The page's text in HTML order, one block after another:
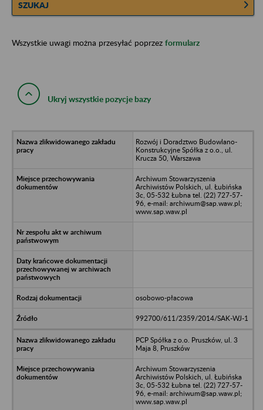
SZUKAJ
Wszystkie uwagi można przesyłać poprzez formularz
Ukryj wszystkie pozycje bazy
Rozwój i Doradztwo Budowlano-
Konstrukcyjne Spółka z o.o., ul.
Krucza 50, Warszawa
Archiwum Stowarzyszenia
Archiwistów Polskich, ul. Łubińska
3c, 05-532 Łubna tel. (22) 727-57-
96, e-mail: archiwum@sap.waw.pl;
www.sap.waw.pl
osobowo-płacowa
992700/611/2359/2014/SAK-WJ-1
PCP Spółka z o.o. Pruszków, ul. 3
Maja 8, Pruszków
Archiwum Stowarzyszenia
Archiwistów Polskich, ul. Łubińska
3c, 05-532 Łubna tel. (22) 727-57-
96, e-mail: archiwum@sap.waw.pl;
www.sap.waw.pl